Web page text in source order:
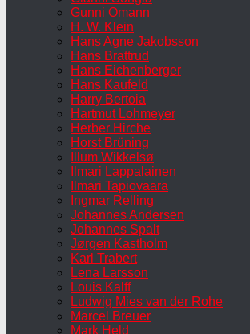
Gunni Omann
H. W. Klein
Hans Agne Jakobsson
Hans Brattrud
Hans Eichenberger
Hans Kaufeld
Harry Bertoia
Hartmut Lohmeyer
Herber Hirche
Horst Brüning
Illum Wikkelsø
Ilmari Lappalainen
Ilmari Tapiovaara
Ingmar Relling
Johannes Andersen
Johannes Spalt
Jørgen Kastholm
Karl Trabert
Lena Larsson
Louis Kalff
Ludwig Mies van der Rohe
Marcel Breuer
Mark Held